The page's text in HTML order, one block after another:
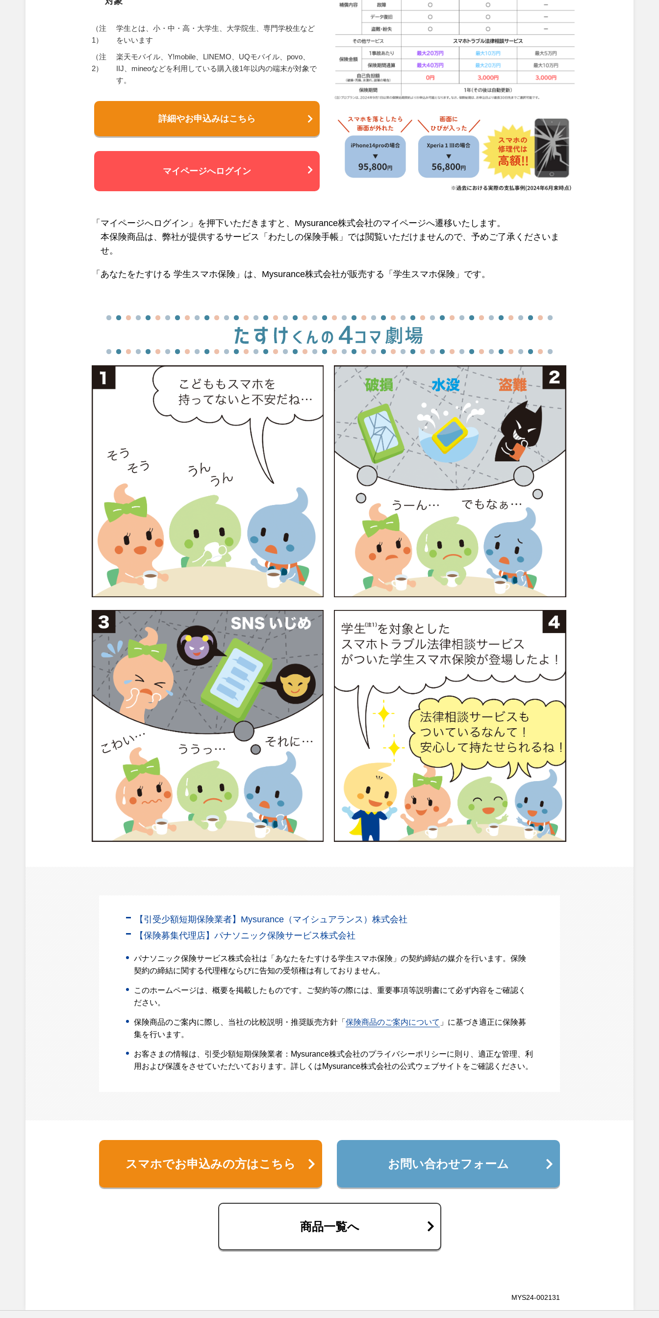
（注
1）
学生とは、小・中・高・大学生、大学院生、専門学校生など
をいいます
（注
2）
楽天モバイル、Y!mobile、LINEMO、UQモバイル、povo、
IIJ、mineoなどを利用している購入後1年以内の端末が対象で
す。
詳細やお申込みはこちら
マイページへログイン
「マイページへログイン」を押下いただきますと、Mysurance株式会社のマイページへ遷移いたします。
本保険商品は、弊社が提供するサービス「わたしの保険手帳」では閲覧いただけませんので、予めご了承くださいま
せ。
「あなたをたすける 学生スマホ保険」は、Mysurance株式会社が販売する「学生スマホ保険」です。
【引受少額短期保険業者】Mysurance（マイシュアランス）株式会社
【保険募集代理店】パナソニック保険サービス株式会社
パナソニック保険サービス株式会社は「あなたをたすける学生スマホ保険」の契約締結の媒介を行います。保険
契約の締結に関する代理権ならびに告知の受領権は有しておりません。
このホームページは、概要を掲載したものです。ご契約等の際には、重要事項等説明書にて必ず内容をご確認く
ださい。
保険商品のご案内に際し、当社の比較説明・推奨販売方針「 保険商品のご案内について 」に基づき適正に保険募
集を行います。
お客さまの情報は、引受少額短期保険業者：Mysurance株式会社のプライバシーポリシーに則り、適正な管理、利
用および保護をさせていただいております。詳しくはMysurance株式会社の公式ウェブサイトをご確認ください。
スマホでお申込みの方はこちら お問い合わせフォーム
商品一覧へ
MYS24-002131